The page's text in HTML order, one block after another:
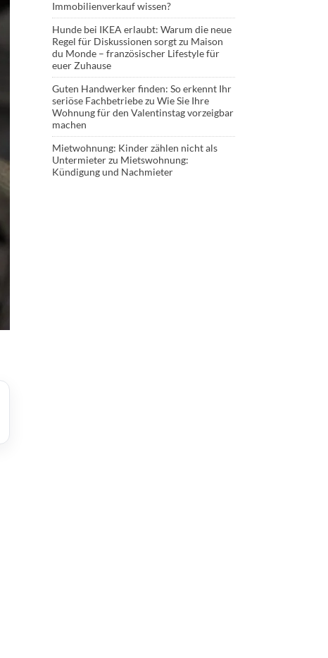
Immobilienverkauf wissen?
Hunde bei IKEA erlaubt: Warum die neue
Regel für Diskussionen sorgtzu Maison
du Monde – französischer Lifestyle für
euer Zuhause
Guten Handwerker finden: So erkennt Ihr
seriöse Fachbetriebezu Wie Sie Ihre
Wohnung für den Valentinstag vorzeigbar
machen
Mietwohnung: Kinder zählen nicht als
Untermieterzu Mietswohnung:
Kündigung und Nachmieter